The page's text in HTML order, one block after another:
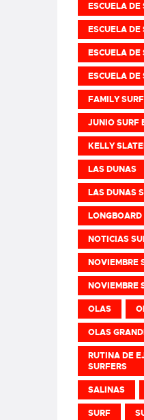
ESCUELA DE
ESCUELA DE
ESCUELA DE
ESCUELA DE
FAMILY
JUNIO SURF
KELLY
LAS DUNAS
LAS DUNAS
LONGBOARD
NOTICIAS
NOVIEMBRE
NOVIEMBRE
OLAS
OLAS
RUTINA DE
SURFERS
SALINAS
SURF